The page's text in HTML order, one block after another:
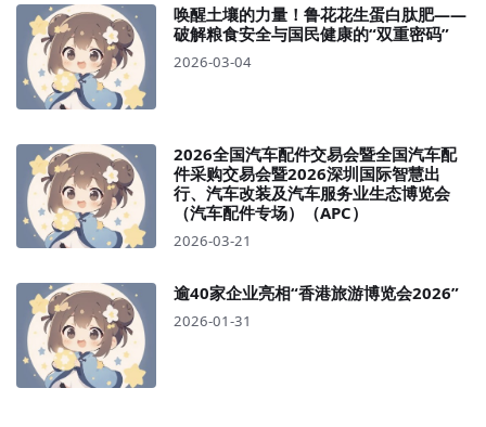
唤醒土壤的力量！鲁花花生蛋白肽肥——
破解粮食安全与国民健康的“双重密码”
2026-03-04
2026全国汽车配件交易会暨全国汽车配
件采购交易会暨2026深圳国际智慧出
行、汽车改装及汽车服务业生态博览会
（汽车配件专场）（APC）
2026-03-21
逾40家企业亮相“香港旅游博览会2026”
2026-01-31